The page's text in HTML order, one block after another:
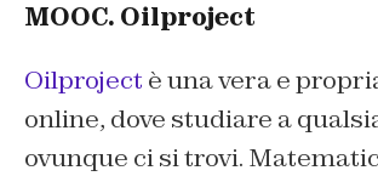
MOOC. Oilproject
Oilproject è una vera e
online, dove studiare a
ovunque ci si trovi.